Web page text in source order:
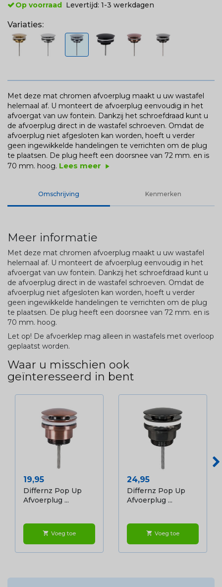
Op voorraad Levertijd: 1-3 werkdagen
Variaties:
Met deze mat chromen afvoerplug maakt u uw wastafel
helemaal af. U monteert de afvoerplug eenvoudig in het
afvoergat van uw fontein. Dankzij het schroefdraad kunt u
de afvoerplug direct in de wastafel schroeven. Omdat de
afvoerplug niet afgesloten kan worden, hoeft u verder
geen ingewikkelde handelingen te verrichten om de plug
te plaatsen. De plug heeft een doorsnee van 72 mm. en is
70 mm. hoog. Lees meer play_arrow
Omschrijving Kenmerken
Meer informatie
Met deze mat chromen afvoerplug maakt u uw wastafel
helemaal af. U monteert de afvoerplug eenvoudig in het
afvoergat van uw fontein. Dankzij het schroefdraad kunt u
de afvoerplug direct in de wastafel schroeven. Omdat de
afvoerplug niet afgesloten kan worden, hoeft u verder
geen ingewikkelde handelingen te verrichten om de plug
te plaatsen. De plug heeft een doorsnee van 72 mm. en is
70 mm. hoog.
Let op! De afvoerklep mag alleen in wastafels met overloop
geplaatst worden.
Waar u misschien ook
geïnteresseerd in bent
Prijs
19,95
Differnz Pop Up
Afvoerplug ...
shopping_cart Voeg toe
Prijs
24,95
Differnz Pop Up
Afvoerplug ...
shopping_cart Voeg toe